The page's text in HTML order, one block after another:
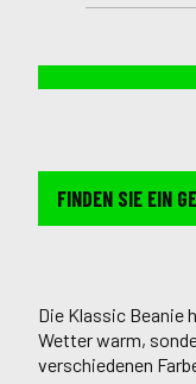
FINDEN SIE EIN
Die Klassic Beanie
Wetter warm,
verschiedenen